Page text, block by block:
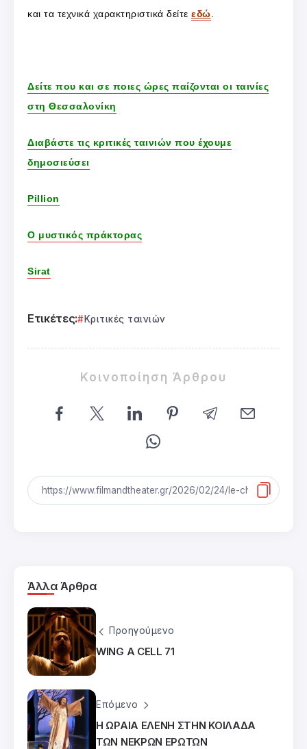
και τα τεχνικά χαρακτηριστικά δείτε εδώ
Δείτε που και σε ποιες ώρες παίζονται οι ταινίες
στη Θεσσαλονίκη
Διαβάστε τις κριτικές ταινιών που έχουμε
δημοσιεύσει
Pillion
Ο μυστικός πράκτορας
Sirat
Ετικέτες: Κριτικές ταινιών
Κοινοποίηση Άρθρου
Άλλα Άρθρα
Προηγούμενο
WING A CELL 71
Επόμενο
Η ΩΡΑΙΑ ΕΛΕΝΗ ΣΤΗΝ ΚΟΙΛΑΔΑ
ΤΩΝ ΝΕΚΡΩΝ ΕΡΩΤΩΝ